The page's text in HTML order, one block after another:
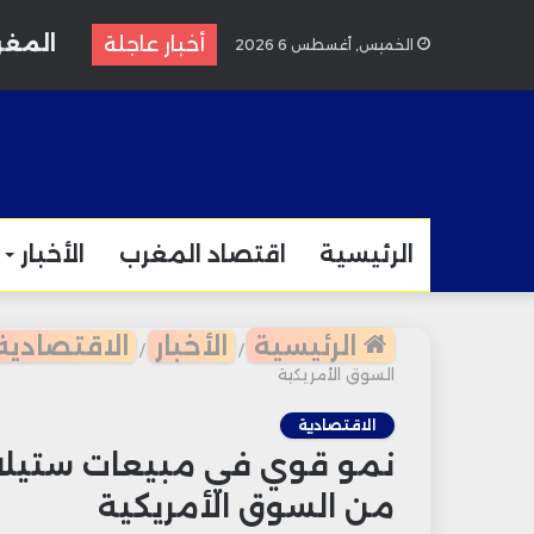
الخميس, أغسطس 6 2026 أخبار عاجلة
الرئيسية اقتصاد المغرب الأخبار
الرئيسية / الأخبار /
السوق الأمريكية
الاقتصادية
نمو قوي في مبيعات
من السوق الأمريكية